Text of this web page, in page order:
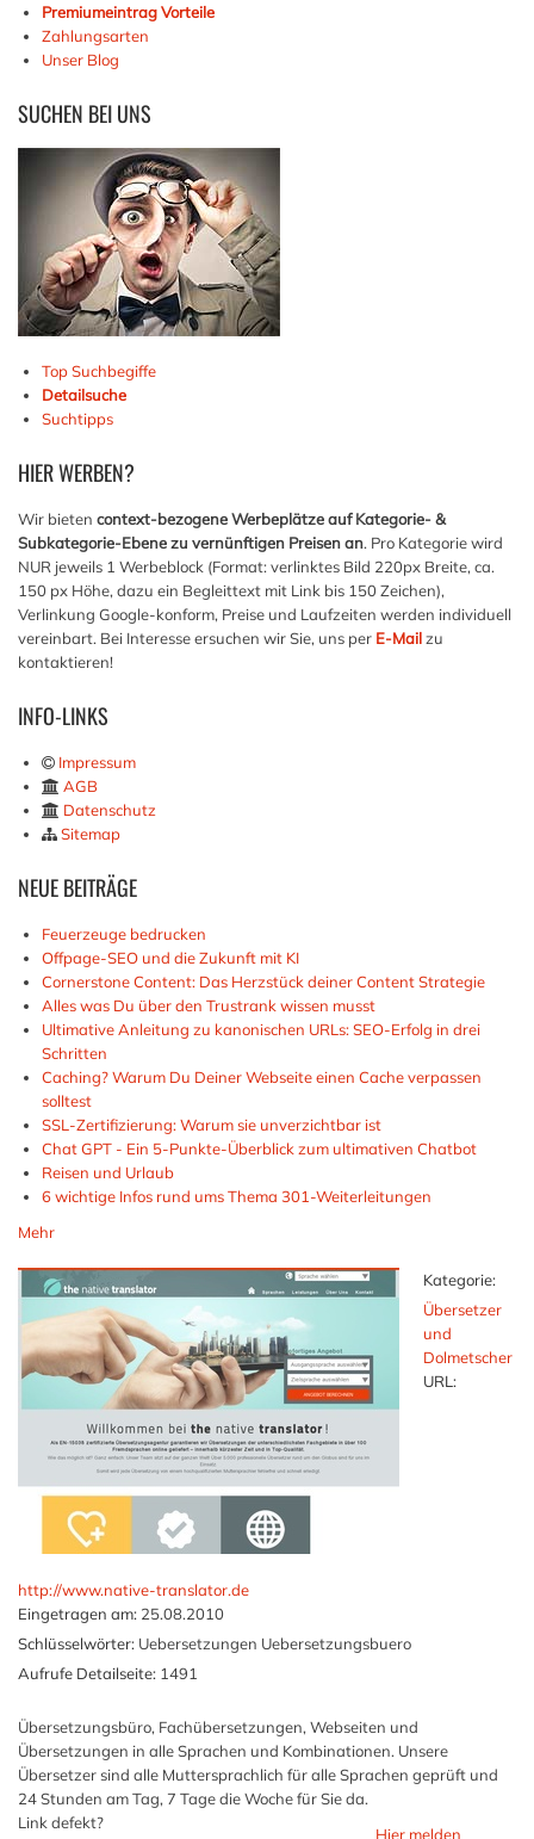
Premiumeintrag Vorteile
Zahlungsarten
Unser Blog
SUCHEN BEI UNS
Top Suchbegiffe
Detailsuche
Suchtipps
HIERWERBEN?
Wir bieten context-bezogene Werbeplätze auf Kategorie- &
Subkategorie-Ebene zu vernünftigen Preisen an. Pro Kategorie wird
NUR jeweils 1 Werbeblock (Format: verlinktes Bild 220px Breite, ca.
150 px Höhe, dazu ein Begleittext mit Link bis 150 Zeichen),
Verlinkung Google-konform, Preise und Laufzeiten werden individuell
vereinbart. Bei Interesse ersuchen wir Sie, uns per E-Mailzu
kontaktieren!
INFO-LINKS
Impressum
AGB
Datenschutz
Sitemap
NEUEBEITRÄGE
Feuerzeuge bedrucken
Offpage-SEO und die Zukunft mit KI
Cornerstone Content: Das Herzstück deiner Content Strategie
Alles was Du über den Trustrank wissen musst
Ultimative Anleitung zu kanonischen URLs: SEO-Erfolg in drei
Schritten
Caching? Warum Du Deiner Webseite einen Cache verpassen
solltest
SSL-Zertifizierung: Warum sie unverzichtbar ist
Chat GPT - Ein 5-Punkte-Überblick zum ultimativen Chatbot
Reisen und Urlaub
6 wichtige Infos rund ums Thema 301-Weiterleitungen
Mehr
Kategorie:
Übersetzer
und
Dolmetscher
URL:
http://www.native-translator.de
Eingetragen am: 25.08.2010
Schlüsselwörter: Uebersetzungen Uebersetzungsbuero
Aufrufe Detailseite: 1491
Übersetzungsbüro, Fachübersetzungen, Webseiten und
Übersetzungen in alle Sprachen und Kombinationen. Unsere
Übersetzer sind alle Muttersprachlich für alle Sprachen geprüft und
24 Stunden am Tag, 7 Tage die Woche für Sie da.
Link defekt?
Hier melden